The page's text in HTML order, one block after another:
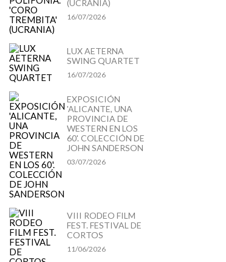
(UCRANIA)
16/07/2026
LUX AETERNA
SWING QUARTET
16/07/2026
EXPOSICIÓN
'ALICANTE, UNA
PROVINCIA DE
WESTERN EN LOS
60'. COLECCIÓN DE
JOHN SANDERSON
03/07/2026
VIII RODEO FILM
FEST. FESTIVAL DE
CORTOS
11/06/2026